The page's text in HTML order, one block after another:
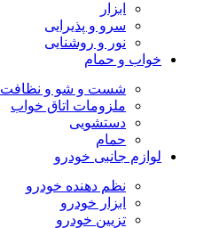
ابزار
سرو و پذیرایی
نور و روشنایی
خواب و حمام
شست و شو و نظافت
ملزومات اتاق خواب
دستشویی
حمام
لوازم جانبی خودرو
نظم دهنده خودرو
ابزار خودرو
تزیین خودرو